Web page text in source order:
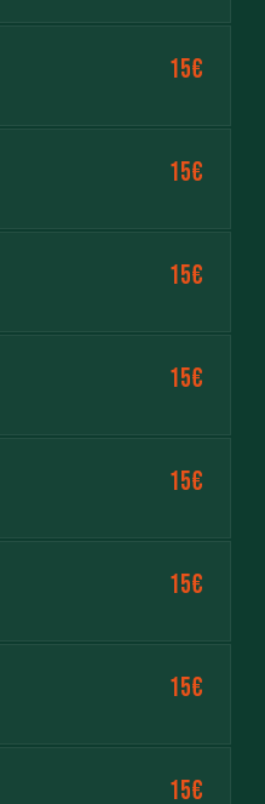
15€
15€
15€
15€
15€
15€
15€
15€